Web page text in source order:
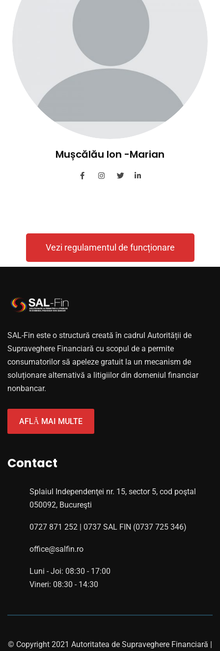
Mușcălău Ion -Marian
Vezi regulamentul de funcționare
SAL-Fin este o structură creată în cadrul Autorității de
Supraveghere Financiară cu scopul de a permite
consumatorilor să apeleze gratuit la un mecanism de
soluționare alternativă a litigiilor din domeniul financiar
nonbancar.
AFLĂ MAI MULTE
Contact
Splaiul Independenţei nr. 15, sector 5, cod poştal
050092, Bucureşti
0727 871 252 | 0737 SAL FIN (0737 725 346)
office@salfin.ro
Luni - Joi: 08:30 - 17:00
Vineri: 08:30 - 14:30
© Copyright 2021 Autoritatea de Supraveghere Financiară |